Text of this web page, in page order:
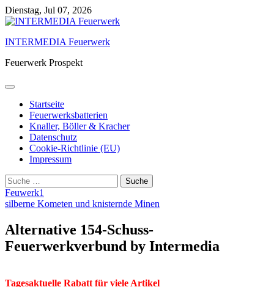
Skip
to
Dienstag, Jul 07, 2026
INTERMEDIA Feuerwerk
Feuerwerk Prospekt
Startseite
Feuerwerksbatterien
Knaller, Böller & Kracher
Datenschutz
Cookie-Richtlinie (EU)
Impressum
Suche
nach:
Feuwerk1
silberne Kometen und knisternde Minen
Alternative 154-Schuss-
Feuerwerkverbund by Intermedia
Tagesaktuelle Rabatt für viele Artikel